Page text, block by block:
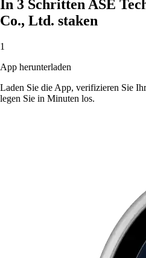
In 3 Schritten ASE
Co., Ltd. staken
1
App herunterladen
Laden Sie die App, verifizieren Sie
legen Sie in Minuten los.